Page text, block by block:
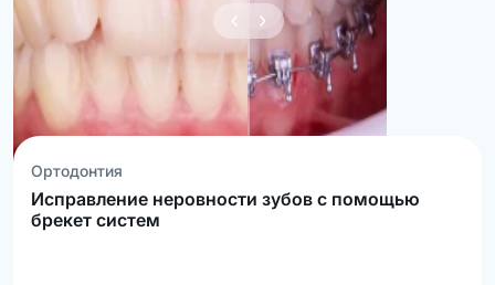
Ортодонтия
Исправление неровности зубов с помощью
брекет систем